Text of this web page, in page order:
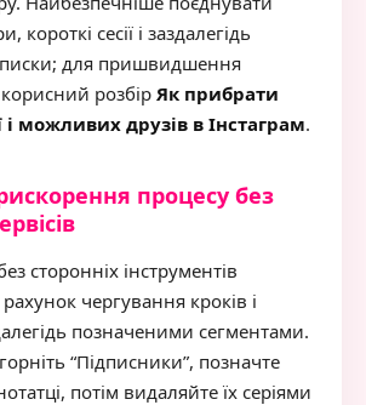
короткі сесії і заздалегідь
для пришвидшення
розбір Як прибрати
і можливих друзів в Інстаграм.
процесу без
сторонніх інструментів
рахунок чергування кроків і
позначеними сегментами.
“Підписники”, позначте
потім видаляйте їх серіями